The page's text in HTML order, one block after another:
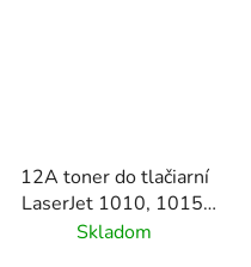
12A toner do tlačiarní
LaserJet 1010, 1015,
1018, VICTORIA
Skladom